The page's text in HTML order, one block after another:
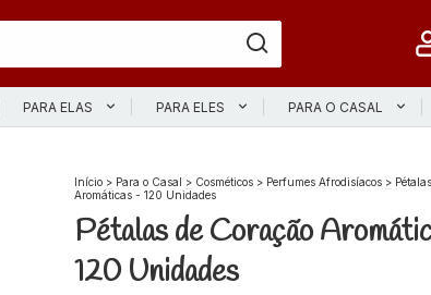
PARA ELAS PARA ELES PARA O CASAL
Início > Para o Casal > Cosméticos > Perfumes Afrodisíacos >
Aromáticas - 120 Unidades
Pétalas de Coração
120 Unidades